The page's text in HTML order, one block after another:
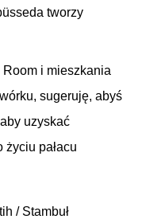
tworzy
i mieszkania
sugeruję, abyś
uzyskać
życiu pałacu
/ Stambuł